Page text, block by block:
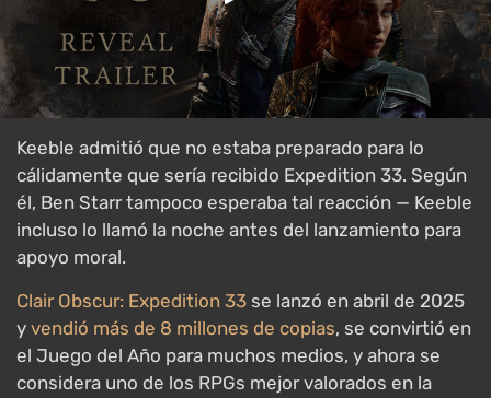
Keeble admitió que no estaba preparado para lo
cálidamente que sería recibido Expedition 33. Según
él, Ben Starr tampoco esperaba tal reacción — Keeble
incluso lo llamó la noche antes del lanzamiento para
apoyo moral.
Clair Obscur: Expedition 33 se lanzó en abril de 2025
y vendió más de 8 millones de copias, se convirtió en
el Juego del Año para muchos medios, y ahora se
considera uno de los RPGs mejor valorados en la